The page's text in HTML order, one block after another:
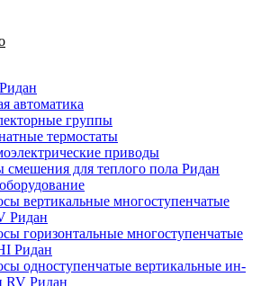
автоматика
группы
термостаты
приводы
смешения для теплого пола Ридан
вертикальные многоступенчатые
Ридан
горизонтальные многоступенчатые
Ридан
одноступенчатые вертикальные ин-
RV Ридан